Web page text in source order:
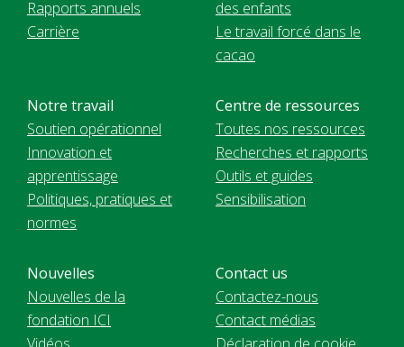
Rapports annuels
Carrière
des enfants
Le travail forcé dans le
cacao
Notre travail
Soutien opérationnel
Innovation et
apprentissage
Politiques, pratiques et
normes
Centre de ressources
Toutes nos ressources
Recherches et rapports
Outils et guides
Sensibilisation
Nouvelles
Nouvelles de la
fondation ICI
Contact us
Contactez-nous
Contact médias